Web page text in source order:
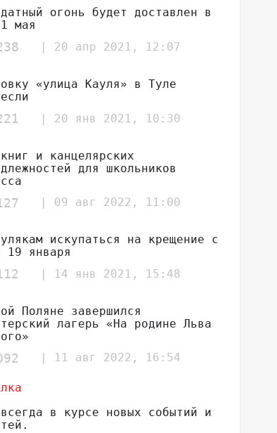
огонь будет доставлен в
мая
| 20 апр 2021, 12:07
«улица Кауля» в Туле
| 20 янв 2021, 10:30
и канцелярских
для школьников
| 09 авг 2022, 11:00
искупаться на крещение с
19 января
| 14 янв 2021, 15:48
Поляне завершился
лагерь «На родине Льва
| 11 авг 2022, 16:54
в курсе новых событий и